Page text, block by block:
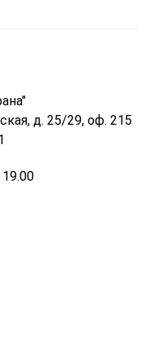
д. 25/29, оф. 215